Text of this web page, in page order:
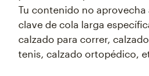
Tu contenido no aprovecha
clave de cola larga
calzado para correr,
tenis, calzado ortopédico,